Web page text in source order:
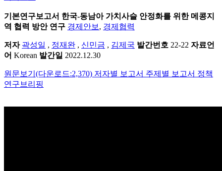
기본연구보고서 한국-동남아 가치사슬 안정화를 위한 메콩지
역 협력 방안 연구 경제안보 , 경제협력
저자 곽성일 , 정재완 , 신민금 , 김제국 발간번호 22-22 자료언
어 Korean 발간일 2022.12.30
원문보기(다운로드:2,370) 저자별 보고서 주제별 보고서 정책
연구브리핑